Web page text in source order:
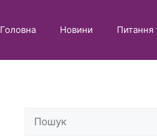
Головна Новини Питання
Пошук